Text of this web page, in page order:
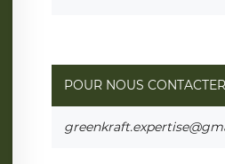
POUR NOUS CONTACTER